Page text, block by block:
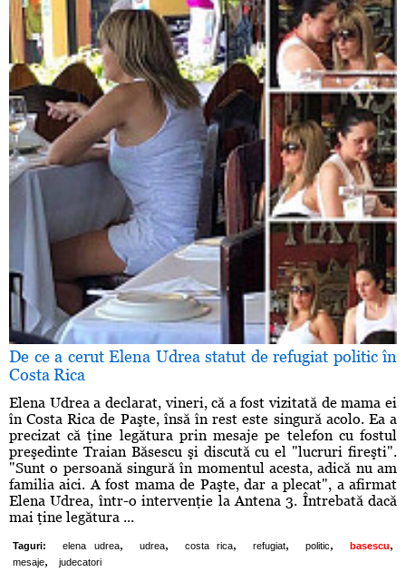
De ce a cerut Elena Udrea statut de refugiat politic în
Costa Rica
Elena Udrea a declarat, vineri, că a fost vizitată de mama ei
în Costa Rica de Paşte, însă în rest este singură acolo. Ea a
precizat că ţine legătura prin mesaje pe telefon cu fostul
preşedinte Traian Băsescu şi discută cu el "lucruri fireşti".
"Sunt o persoană singură în momentul acesta, adică nu am
familia aici. A fost mama de Paşte, dar a plecat", a afirmat
Elena Udrea, într-o intervenţie la Antena 3. Întrebată dacă
mai ţine legătura ...
Taguri: elena udrea, udrea, costa rica, refugiat, politic, basescu,
mesaje, judecatori